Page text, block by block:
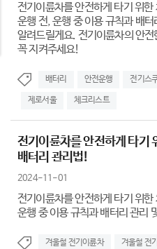
전기이륜차를 안전하게 타기 위
운행 전, 운행 중 이용 규칙과 배터
알려드릴게요. 전기이륜차의 안
꼭 지켜주세요!​
배터리 안전운행 전기스
제로서울 체크리스트
전기이륜차를 안전하게 타기
배터리 관리법!
2024-11-01
전기이륜차를 안전하게 타기 위
운행 중 이용 규칙과 배터리 관리
겨울철 전기이륜차 겨울철 전